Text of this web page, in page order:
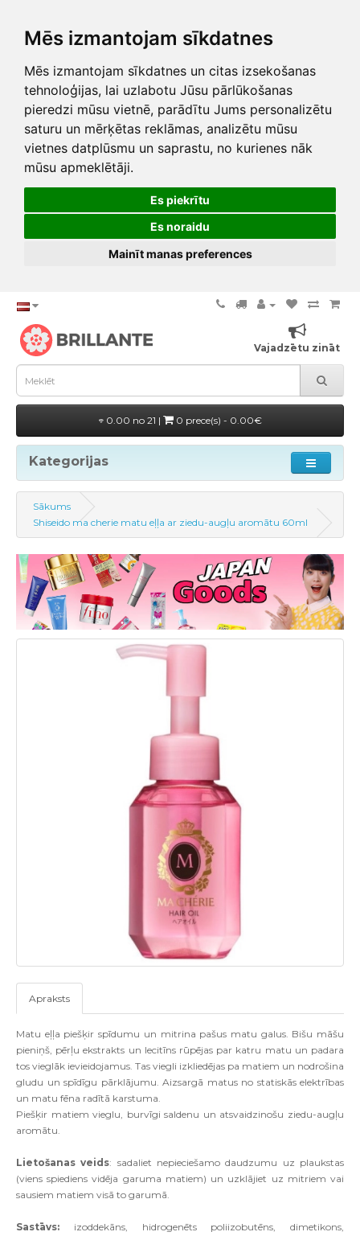
Mēs izmantojam sīkdatnes
Mēs izmantojam sīkdatnes un citas izsekošanas
tehnoloģijas, lai uzlabotu Jūsu pārlūkošanas
pieredzi mūsu vietnē, parādītu Jums personalizētu
saturu un mērķētas reklāmas, analizētu mūsu
vietnes datplūsmu un saprastu, no kurienes nāk
mūsu apmeklētāji.
Es piekrītu
Es noraidu
Mainīt manas preferences
Vajadzētu zināt
0.00 no 21 | 0 prece(s) - 0.00€
Kategorijas
Sākums
Shiseido ma cherie matu eļļa ar ziedu-augļu aromātu 60ml
Apraksts
Matu eļļa piešķir spīdumu un mitrina pašus matu galus. Bišu māšu
pieniņš, pērļu ekstrakts un lecitīns rūpējas par katru matu un padara
tos vieglāk ievieidojamus. Tas viegli izkliedējas pa matiem un nodrošina
gludu un spīdīgu pārklājumu. Aizsargā matus no statiskās elektrības
un matu fēna radītā karstuma.
Piešķir matiem vieglu, burvīgi saldenu un atsvaidzinošu ziedu-augļu
aromātu.
Lietošanas veids: sadaliet nepieciešamo daudzumu uz plaukstas
(viens spiediens vidēja garuma matiem) un uzklājiet uz mitriem vai
sausiem matiem visā to garumā.
Sastāvs: izoddekāns, hidrogenēts poliizobutēns, dimetikons,